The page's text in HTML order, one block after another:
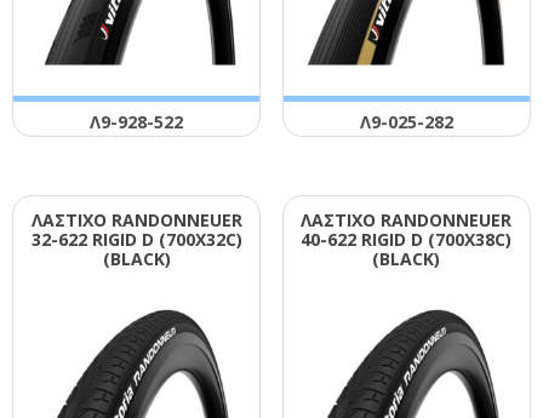
Λ9-928-522 Λ9-025-282
ΛΑΣΤΙΧΟ RΑΝDΟΝΝΕUΕR
32-622 RΙGΙD D (700Χ32C)
(ΒLΑCΚ)
ΛΑΣΤΙΧΟ RΑΝDΟΝΝΕUΕR
40-622 RΙGΙD D (700Χ38C)
(ΒLΑCΚ)